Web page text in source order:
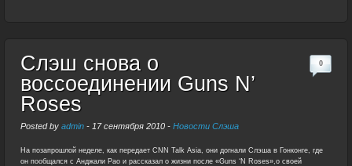
Слэш снова о
воссоединении Guns N’
Roses
Posted by admin - 17 сентября 2010 - Новости Слэша
0
На позапрошлой неделе, как передает CNN Talk Asia, они догнали Слэша в Гонконге, где
он пообщался с Анджали Рао и рассказал о жизни после «Guns ‘N Roses»,о своей